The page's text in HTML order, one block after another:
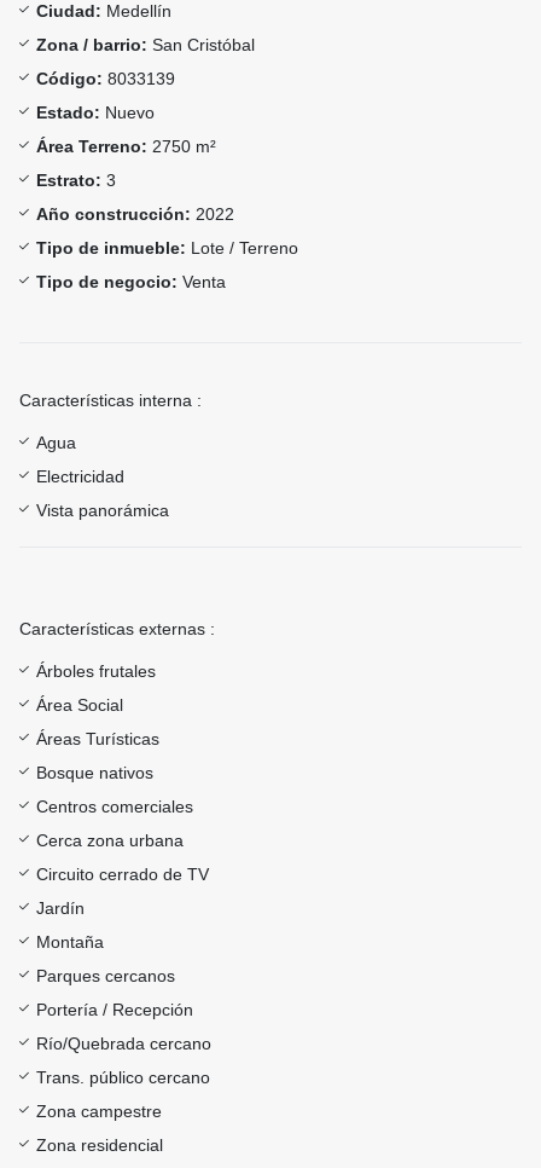
Ciudad: Medellín
Zona / barrio: San Cristóbal
Código: 8033139
Estado: Nuevo
Área Terreno: 2750 m²
Estrato: 3
Año construcción: 2022
Tipo de inmueble: Lote / Terreno
Tipo de negocio: Venta
Características interna :
Agua
Electricidad
Vista panorámica
Características externas :
Árboles frutales
Área Social
Áreas Turísticas
Bosque nativos
Centros comerciales
Cerca zona urbana
Circuito cerrado de TV
Jardín
Montaña
Parques cercanos
Portería / Recepción
Río/Quebrada cercano
Trans. público cercano
Zona campestre
Zona residencial